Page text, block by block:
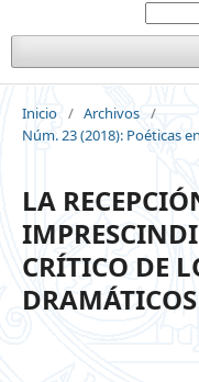
Inicio / Archivos /
Núm. 23 (2018): Poéticas
LA
CRÍTICO DE
DRAMÁTICOS